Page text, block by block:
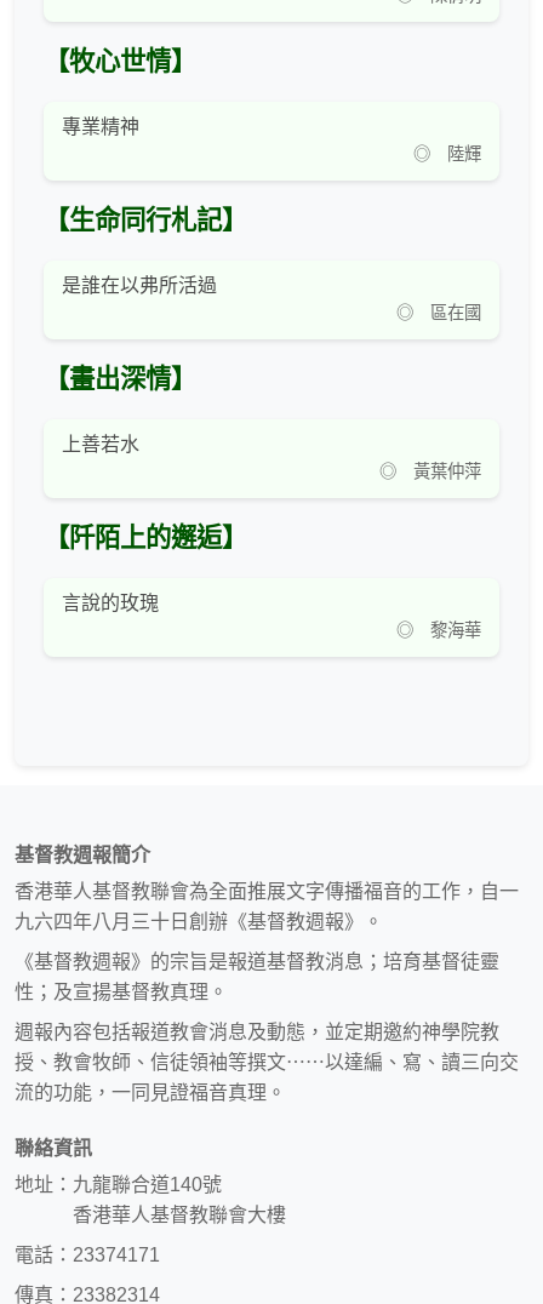
【牧心世情】
專業精神
◎ 陸輝
【生命同行札記】
是誰在以弗所活過
◎ 區在國
【畫出深情】
上善若水
◎ 黃葉仲萍
【阡陌上的邂逅】
言說的玫瑰
◎ 黎海華
基督教週報簡介
香港華人基督教聯會為全面推展文字傳播福音的工作，自一
九六四年八月三十日創辦《基督教週報》。
《基督教週報》的宗旨是報道基督教消息；培育基督徒靈
性；及宣揚基督教真理。
週報內容包括報道教會消息及動態，並定期邀約神學院教
授、教會牧師、信徒領袖等撰文⋯⋯以達編、寫、讀三向交
流的功能，一同見證福音真理。
聯絡資訊
地址：九龍聯合道140號
香港華人基督教聯會大樓
電話：23374171
傳真：23382314